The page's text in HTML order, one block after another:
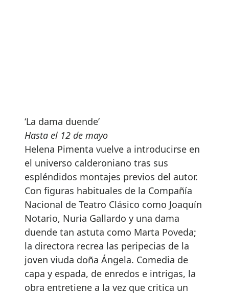
‘La dama duende’
Hasta el 12 de mayo
Helena Pimenta vuelve a introducirse en
el universo calderoniano tras sus
espléndidos montajes previos del autor.
Con figuras habituales de la Compañía
Nacional de Teatro Clásico como Joaquín
Notario, Nuria Gallardo y una dama
duende tan astuta como Marta Poveda;
la directora recrea las peripecias de la
joven viuda doña Ángela. Comedia de
capa y espada, de enredos e intrigas, la
obra entretiene a la vez que critica un